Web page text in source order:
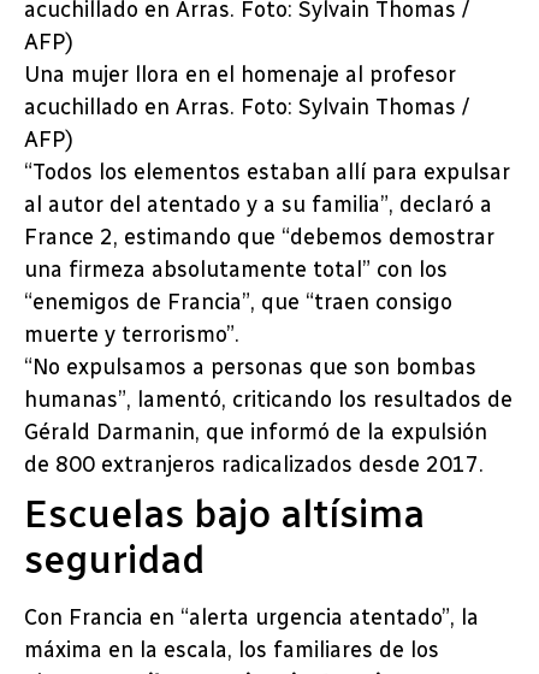
Una mujer llora en el homenaje al profesor
acuchillado en Arras. Foto: Sylvain Thomas /
AFP)
“Todos los elementos estaban allí para expulsar
al autor del atentado y a su familia”, declaró a
France 2, estimando que “debemos demostrar
una firmeza absolutamente total” con los
“enemigos de Francia”, que “traen consigo
muerte y terrorismo”.
“No expulsamos a personas que son bombas
humanas”, lamentó, criticando los resultados de
Gérald Darmanin, que informó de la expulsión
de 800 extranjeros radicalizados desde 2017.
Escuelas bajo altísima
seguridad
Con Francia en “alerta urgencia atentado”, la
máxima en la escala, los familiares de los